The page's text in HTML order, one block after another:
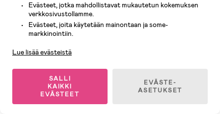
Evästeet, jotka mahdollistavat mukautetun kokemuksen
verkkosivustollamme.
Evästeet, joita käytetään mainontaan ja some-
markkinointiin.
Lue lisää evästeistä
SALLI
KAIKKI
EVÄSTEET
EVÄSTE-
ASETUKSET